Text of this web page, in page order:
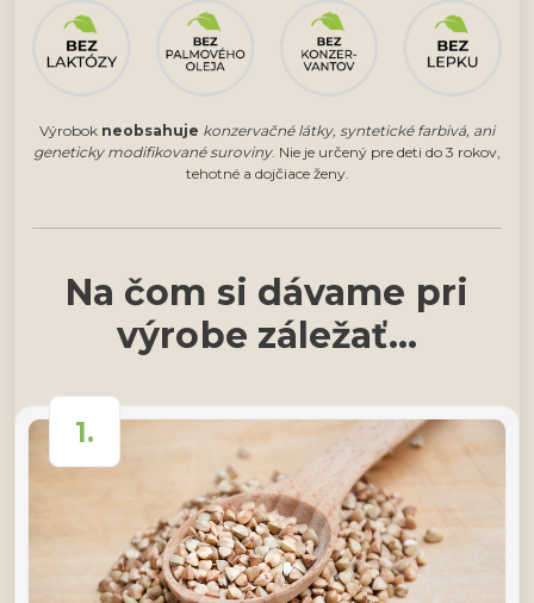
Výrobok neobsahuje konzervačné látky, syntetické farbivá, ani
geneticky modifikované suroviny. Nie je určený pre deti do 3 rokov,
tehotné a dojčiace ženy.
Na čom si dávame pri
výrobe záležať...
1.